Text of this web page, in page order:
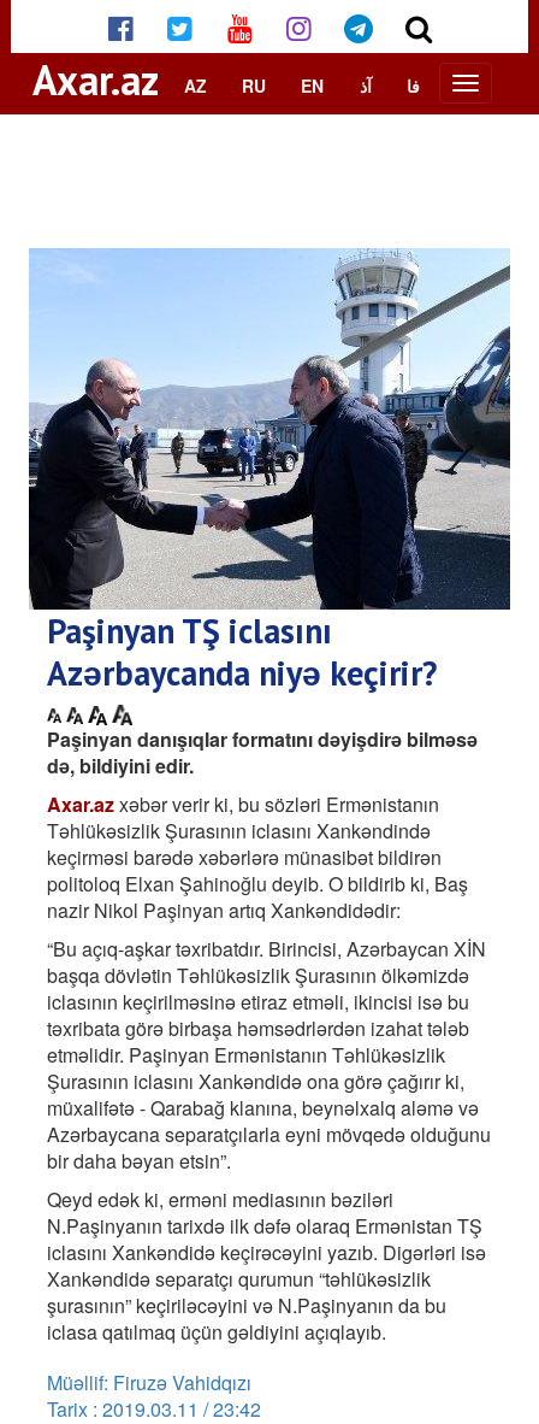
Axar.az AZ RU EN آذ فا
Paşinyan TŞ iclasını
Azərbaycanda niyə keçirir?
Paşinyan danışıqlar formatını dəyişdirə bilməsə
də, bildiyini edir.
Axar.azxəbər verir ki, bu sözləri Ermənistanın
Təhlükəsizlik Şurasının iclasını Xankəndində
keçirməsi barədə xəbərlərə münasibət bildirən
politoloq Elxan Şahinoğlu deyib. O bildirib ki, Baş
nazir Nikol Paşinyan artıq Xankəndidədir:
“Bu açıq-aşkar təxribatdır. Birincisi, Azərbaycan XİN
başqa dövlətin Təhlükəsizlik Şurasının ölkəmizdə
iclasının keçirilməsinə etiraz etməli, ikincisi isə bu
təxribata görə birbaşa həmsədrlərdən izahat tələb
etməlidir. Paşinyan Ermənistanın Təhlükəsizlik
Şurasının iclasını Xankəndidə ona görə çağırır ki,
müxalifətə - Qarabağ klanına, beynəlxalq aləmə və
Azərbaycana separatçılarla eyni mövqedə olduğunu
bir daha bəyan etsin”.
Qeyd edək ki, erməni mediasının bəziləri
N.Paşinyanın tarixdə ilk dəfə olaraq Ermənistan TŞ
iclasını Xankəndidə keçirəcəyini yazıb. Digərləri isə
Xankəndidə separatçı qurumun “təhlükəsizlik
şurasının” keçiriləcəyini və N.Paşinyanın da bu
iclasa qatılmaq üçün gəldiyini açıqlayıb.
Müəllif: Firuzə Vahidqızı
Tarix : 2019.03.11 / 23:42